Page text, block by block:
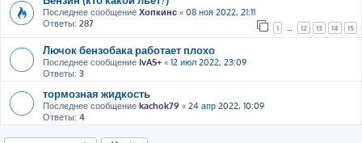
Последнее сообщение Хопкинс « 08 ноя 2022, 21:11
Ответы: 287 1 12 13 14 15
Лючок бензобака работает плохо
Последнее сообщение IvAS+ « 12 июл 2022, 23:09
Ответы: 3
тормозная жидкость
Последнее сообщение kachok79 « 24 апр 2022, 10:09
Ответы: 4